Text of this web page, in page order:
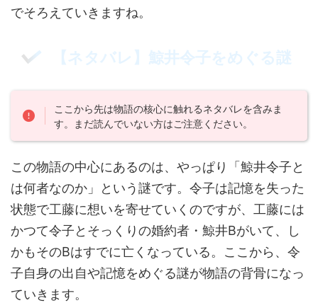
でそろえていきますね。
【ネタバレ】鯨井令子をめぐる謎
ここから先は物語の核心に触れるネタバレを含みま
す。まだ読んでいない方はご注意ください。
この物語の中心にあるのは、やっぱり「鯨井令子と
は何者なのか」という謎です。令子は記憶を失った
状態で工藤に想いを寄せていくのですが、工藤には
かつて令子とそっくりの婚約者・鯨井Bがいて、し
かもそのBはすでに亡くなっている。ここから、令
子自身の出自や記憶をめぐる謎が物語の背骨になっ
ていきます。